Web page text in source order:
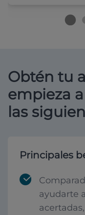
Obtén tu
empieza
las
Principales
ayudarte